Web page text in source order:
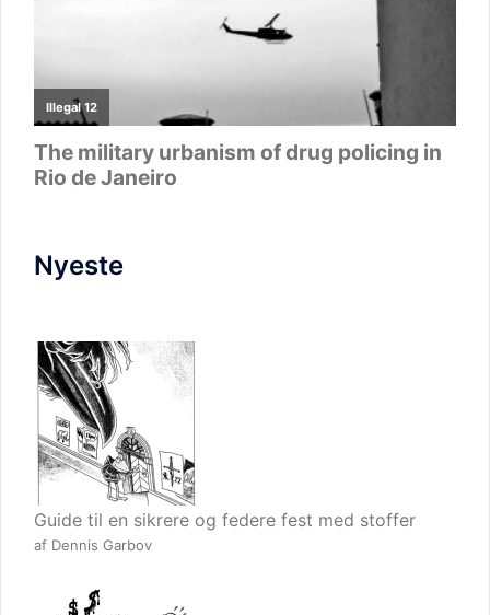
Nyeste
Guide til en sikrere og federe fest med stoffer
af Dennis Garbov